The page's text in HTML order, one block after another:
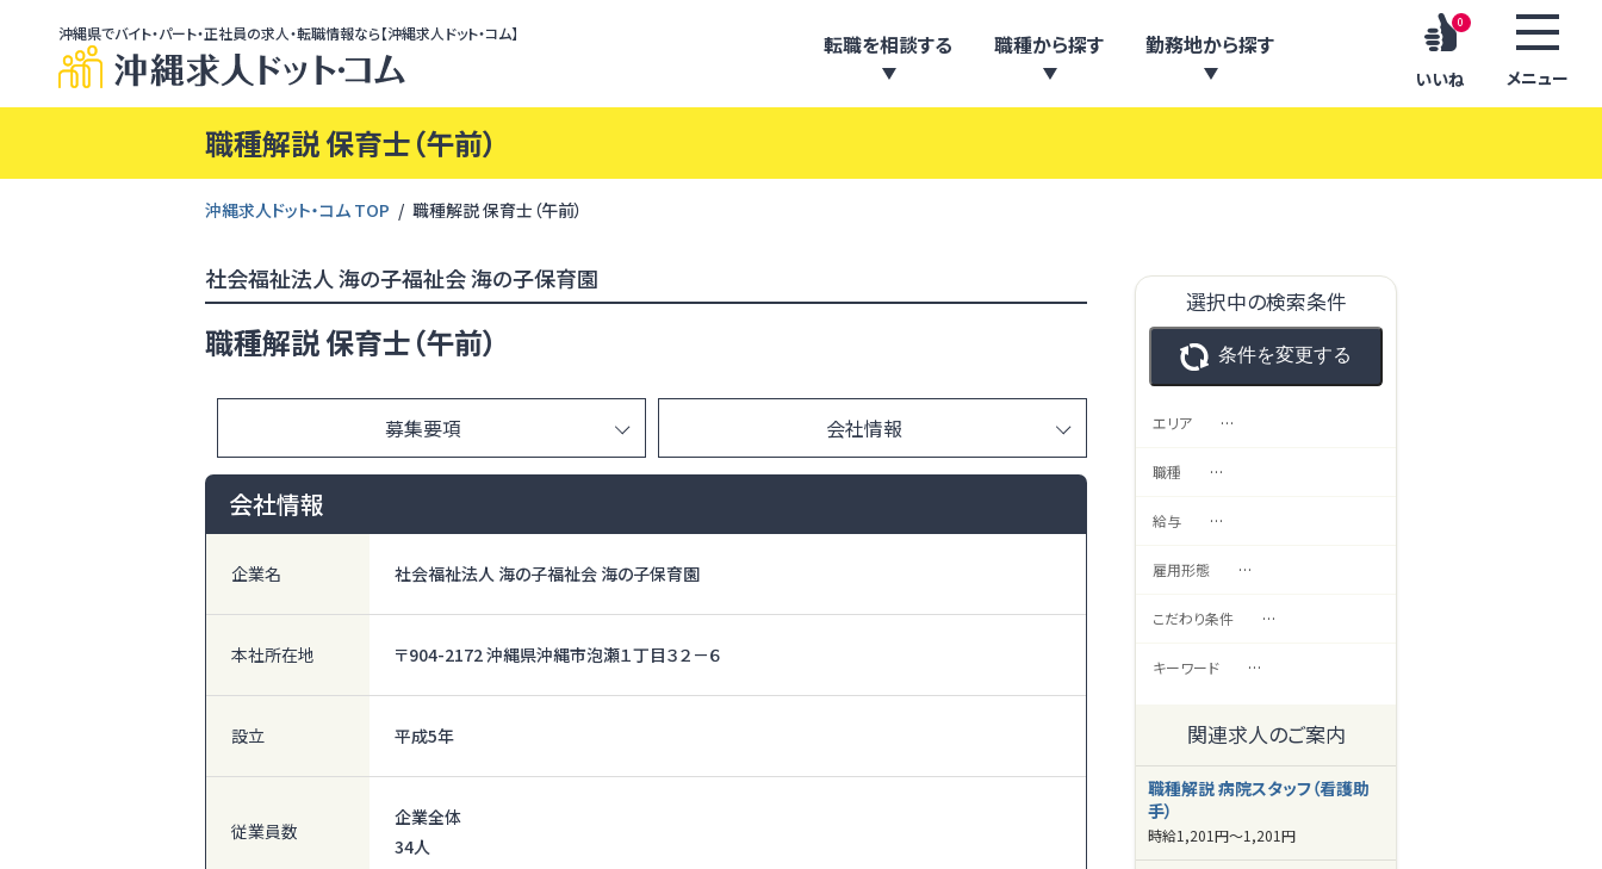
沖縄県でバイト・パート・正社員の求人・転職情報なら【沖縄求人ドット・コム】 転職を相談する 職種から探す 勤務地から探す
0
いいね メニュー
職種解説 保育士（午前）
沖縄求人ドット・コム TOP 職種解説 保育士（午前）
社会福祉法人 海の子福祉会 海の子保育園
職種解説 保育士（午前）
募集要項 会社情報
会社情報
企業名 社会福祉法人 海の子福祉会 海の子保育園
本社所在地 〒904-2172 沖縄県沖縄市泡瀬１丁目３２－６
設立 平成5年
従業員数
企業全体
34人
選択中の検索条件
条件を変更する
エリア …
職種 …
給与 …
雇用形態 …
こだわり条件 …
キーワード …
関連求人のご案内
職種解説 病院スタッフ（看護助
手）
時給1,201円～1,201円